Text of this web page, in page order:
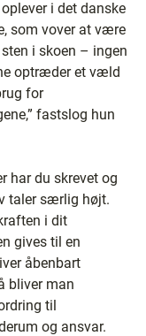
i det danske
som vover at være
i skoen – ingen
optræder et væld
for
fastslog hun
har du skrevet og
taler særlig højt.
i dit
gives til en
åbenbart
bliver man
til
og ansvar.